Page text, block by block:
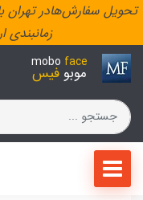
تحویل سفارش‌هادر
زمانبندی
mobo face
موبو فیس